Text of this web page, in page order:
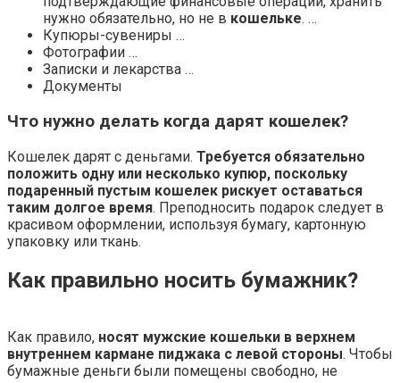
нужно обязательно, но не в кошельке. …
Купюры-сувениры …
Фотографии …
Записки и лекарства …
Документы
Что нужно делать когда дарят кошелек?
Кошелек дарят с деньгами. Требуется обязательно
положить одну или несколько купюр, поскольку
подаренный пустым кошелек рискует оставаться
таким долгое время. Преподносить подарок следует в
красивом оформлении, используя бумагу, картонную
упаковку или ткань.
Как правильно носить бумажник?
Как правило, носят мужские кошельки в верхнем
внутреннем кармане пиджака с левой стороны. Чтобы
бумажные деньги были помещены свободно, не